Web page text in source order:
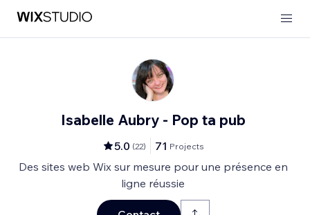
Isabelle Aubry - Pop ta pub
5.0 (22) 71 Projects
Des sites web Wix sur mesure pour une présence en
ligne réussie